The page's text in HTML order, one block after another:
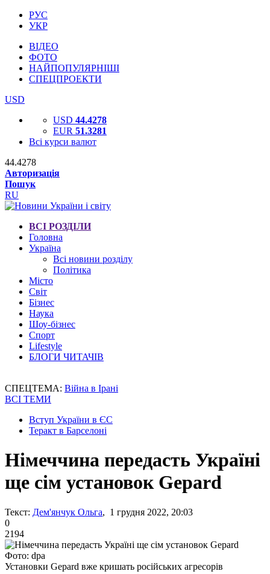
РУС
УКР
ВІДЕО
ФОТО
НАЙПОПУЛЯРНІШІ
СПЕЦПРОЕКТИ
USD
USD 44.4278
EUR 51.3281
Всі курси валют
44.4278
Авторизація
Пошук
RU
ВСІ РОЗДІЛИ
Головна
Україна
Всі новини розділу
Політика
Місто
Світ
Бізнес
Наука
Шоу-бізнес
Спорт
Lifestyle
БЛОГИ ЧИТАЧІВ
СПЕЦТЕМА: Війна в Ірані
ВСІ ТЕМИ
Вступ України в ЄС
Теракт в Барселоні
Німеччина передасть Україні
ще сім установок Gepard
Текст: Дем'янчук Ольга, 1 грудня 2022, 20:03
0
2194
Фото: dpa
Установки Gepard вже кришать російських агресорів